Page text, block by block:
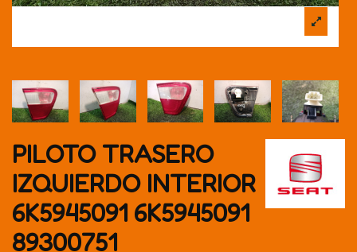
PILOTO TRASERO
IZQUIERDO INTERIOR
6K5945091 6K5945091
89300751